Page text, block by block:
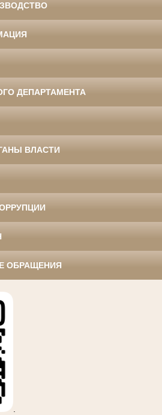
ДЕПАРТАМЕНТА
ВЛАСТИ
ОБРАЩЕНИЯ
.